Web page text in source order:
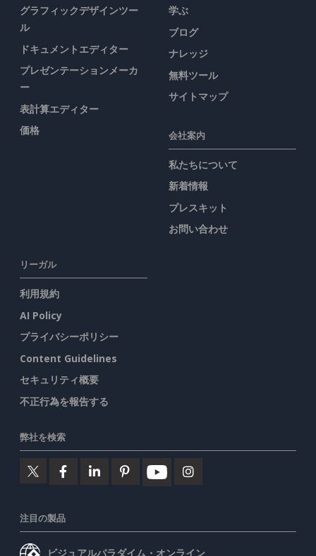
グラフィックデザインツー
ル
ドキュメントエディター
プレゼンテーションメーカ
ー
表計算エディター
価格
学ぶ
ブログ
ナレッジ
無料ツール
サイトマップ
会社案内
私たちについて
新着情報
プレスキット
お問い合わせ
リーガル
利用規約
AI Policy
プライバシーポリシー
Content Guidelines
セキュリティ概要
不正行為を報告する
弊社を検索
注目の製品
ビジュアルパラダイム・オンライン